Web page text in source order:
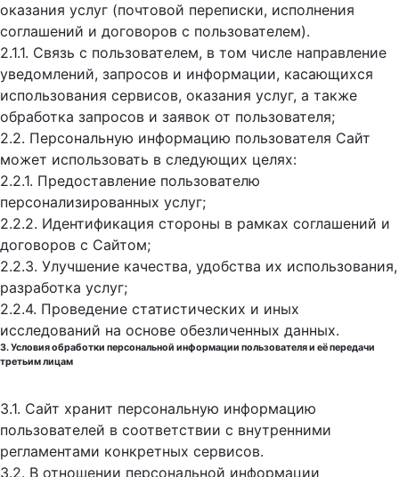
оказания услуг (почтовой переписки, исполнения
соглашений и договоров с пользователем).
2.1.1. Связь с пользователем, в том числе направление
уведомлений, запросов и информации, касающихся
использования сервисов, оказания услуг, а также
обработка запросов и заявок от пользователя;
2.2. Персональную информацию пользователя Сайт
может использовать в следующих целях:
2.2.1. Предоставление пользователю
персонализированных услуг;
2.2.2. Идентификация стороны в рамках соглашений и
договоров с Сайтом;
2.2.3. Улучшение качества, удобства их использования,
разработка услуг;
2.2.4. Проведение статистических и иных
исследований на основе обезличенных данных.
3. Условия обработки персональной информации пользователя и её передачи
третьим лицам
3.1. Сайт хранит персональную информацию
пользователей в соответствии с внутренними
регламентами конкретных сервисов.
3.2. В отношении персональной информации